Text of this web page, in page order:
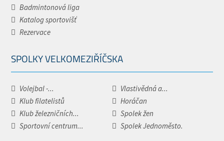
Badmintonová liga
Katalog sportovišť
Rezervace
SPOLKY VELKOMEZIŘÍČSKA
Volejbal -...
Vlastivědná a...
Klub filatelistů
Horáčan
Klub železničních...
Spolek žen
Sportovní centrum...
Spolek Jednoměsto.